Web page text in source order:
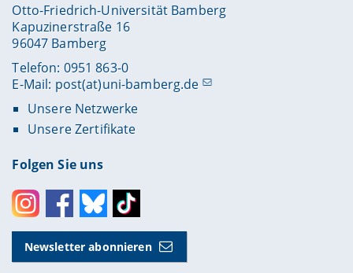
Otto-Friedrich-Universität Bamberg
Kapuzinerstraße 16
96047 Bamberg
Telefon: 0951 863-0
E-Mail: post(at)uni-bamberg.de
Unsere Netzwerke
Unsere Zertifikate
Folgen Sie uns
InstagramFacebookBlueskyToktok
Newsletter abonnieren